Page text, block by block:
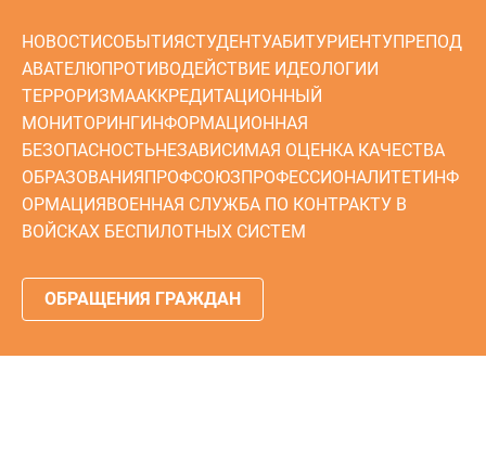
НОВОСТИСОБЫТИЯСТУДЕНТУАБИТУРИЕНТУПРЕПОД
АВАТЕЛЮПРОТИВОДЕЙСТВИЕ ИДЕОЛОГИИ
ТЕРРОРИЗМААККРЕДИТАЦИОННЫЙ
МОНИТОРИНГИНФОРМАЦИОННАЯ
БЕЗОПАСНОСТЬНЕЗАВИСИМАЯ ОЦЕНКА КАЧЕСТВА
ОБРАЗОВАНИЯ ПРОФСОЮЗ ПРОФЕССИОНАЛИТЕТИНФ
ОРМАЦИЯ ВОЕННАЯ СЛУЖБА ПО КОНТРАКТУ В
ВОЙСКАХ БЕСПИЛОТНЫХ СИСТЕМ
ОБРАЩЕНИЯ ГРАЖДАН